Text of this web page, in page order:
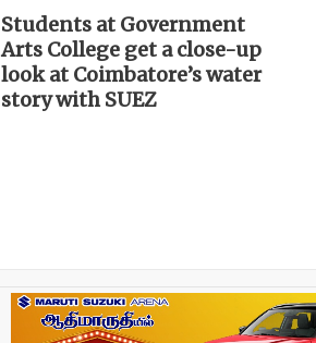
Students at Government
Arts College get a close-up
look at Coimbatore’s water
story with SUEZ